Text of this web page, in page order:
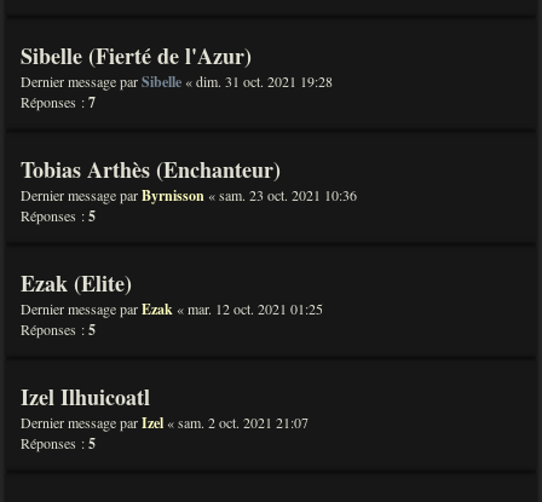
Sibelle (Fierté de l'Azur)
Dernier message parSibelle «dim. 31 oct. 2021 19:28
Réponses :7
Tobias Arthès (Enchanteur)
Dernier message parByrnisson «sam. 23 oct. 2021 10:36
Réponses :5
Ezak (Elite)
Dernier message parEzak «mar. 12 oct. 2021 01:25
Réponses :5
Izel Ilhuicoatl
Dernier message parIzel «sam. 2 oct. 2021 21:07
Réponses :5